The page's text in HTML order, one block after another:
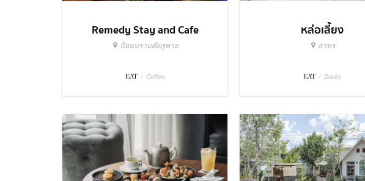
Remedy Stay and Cafe
ป้อมปราบศัตรูพ่าย
EAT / Coffee
หล่อเลี้ยง
สาทร
EAT / Drinks